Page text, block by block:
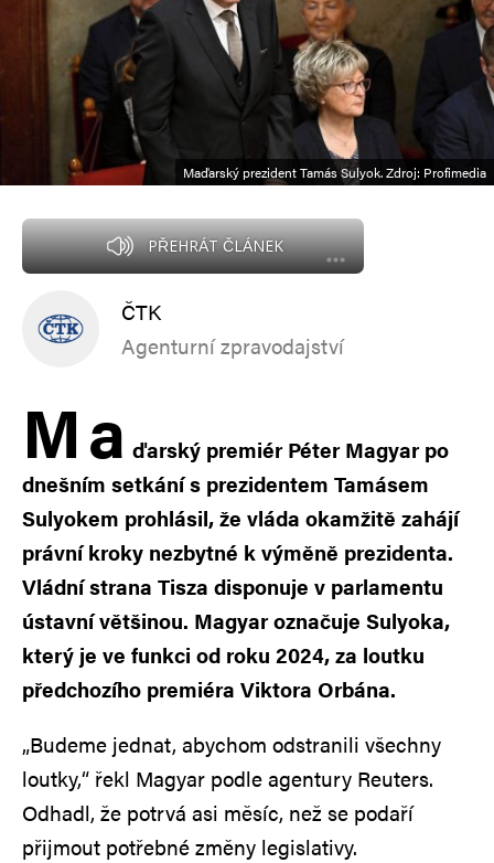
Maďarský prezident Tamás Sulyok. Zdroj: Profimedia
PŘEHRÁT ČLÁNEK
ČTK
Agenturní zpravodajství
Ma ďarský premiér Péter Magyar po
dnešním setkání s prezidentem Tamásem
Sulyokem prohlásil, že vláda okamžitě zahájí
právní kroky nezbytné k výměně prezidenta.
Vládní strana Tisza disponuje v parlamentu
ústavní většinou. Magyar označuje Sulyoka,
který je ve funkci od roku 2024, za loutku
předchozího premiéra Viktora Orbána.
„Budeme jednat, abychom odstranili všechny
loutky,“ řekl Magyar podle agentury Reuters.
Odhadl, že potrvá asi měsíc, než se podaří
přijmout potřebné změny legislativy.